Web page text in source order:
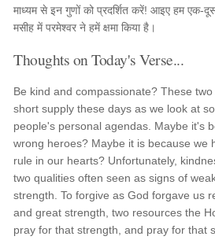
माध्यम से इन गुणों को प्रदर्शित करें! आइए हम एक-
मसीह में परमेश्वर ने हमें क्षमा किया है।
Thoughts on Today's Verse...
Be kind and compassionate? These
short supply these days as we look at
people's personal agendas. Maybe it's
wrong heroes? Maybe it is because we
rule in our hearts? Unfortunately,
two qualities often seen as signs of
strength. To forgive as God forgave us
and great strength, two resources the
pray for that strength, and pray for that